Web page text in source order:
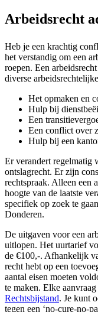
Arbeidsrecht
Heb je een krachtig
het verstandig om een
roepen. Een
diverse
Het opmaken en
Hulp bij
Een
Een conflict over
Hulp bij een
Er verandert regelmatig
ontslagrecht. Er zijn
rechtspraak. Alleen een
hoogte van de laatste
specifiek op zoek te
Donderen.
De uitgaven voor een
uitlopen. Het uurtarief
de €100,-. Afhankelijk
recht hebt op een
aantal eisen moeten
te maken. Elke
Rechtsbijstand. Je kunt
tegen een ‘no-cure-no-